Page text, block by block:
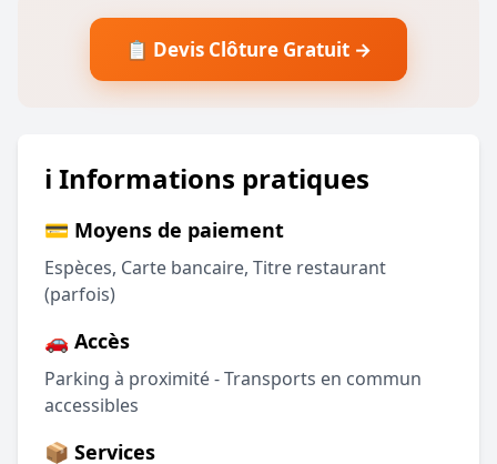
📋 Devis Clôture Gratuit →
ℹ️ Informations pratiques
💳 Moyens de paiement
Espèces, Carte bancaire, Titre restaurant
(parfois)
🚗 Accès
Parking à proximité - Transports en commun
accessibles
📦 Services